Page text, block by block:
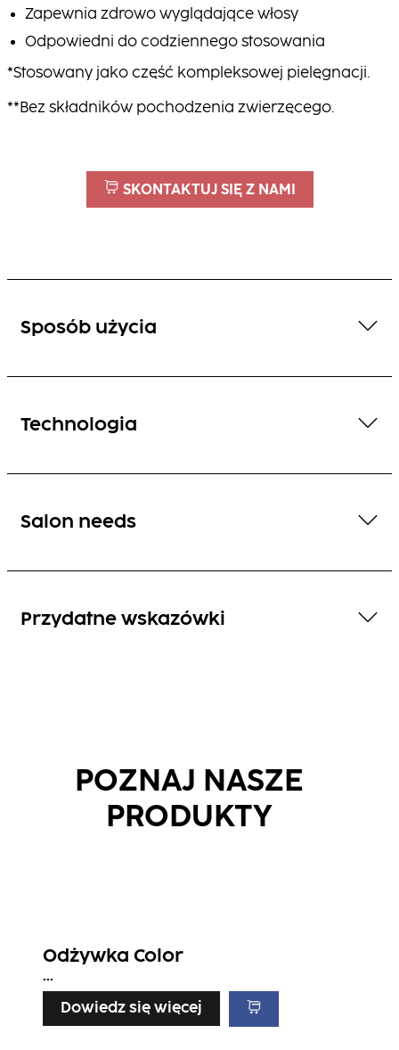
Zapewnia zdrowo wyglądające włosy
Odpowiedni do codziennego stosowania
*Stosowany jako część kompleksowej pielęgnacji.
**Bez składników pochodzenia zwierzęcego.
SKONTAKTUJ SIĘ Z NAMI
Sposób użycia
Technologia
Salon needs
Przydatne wskazówki
POZNAJ NASZE
PRODUKTY
Odżywka Color
...
Dowiedz się więcej